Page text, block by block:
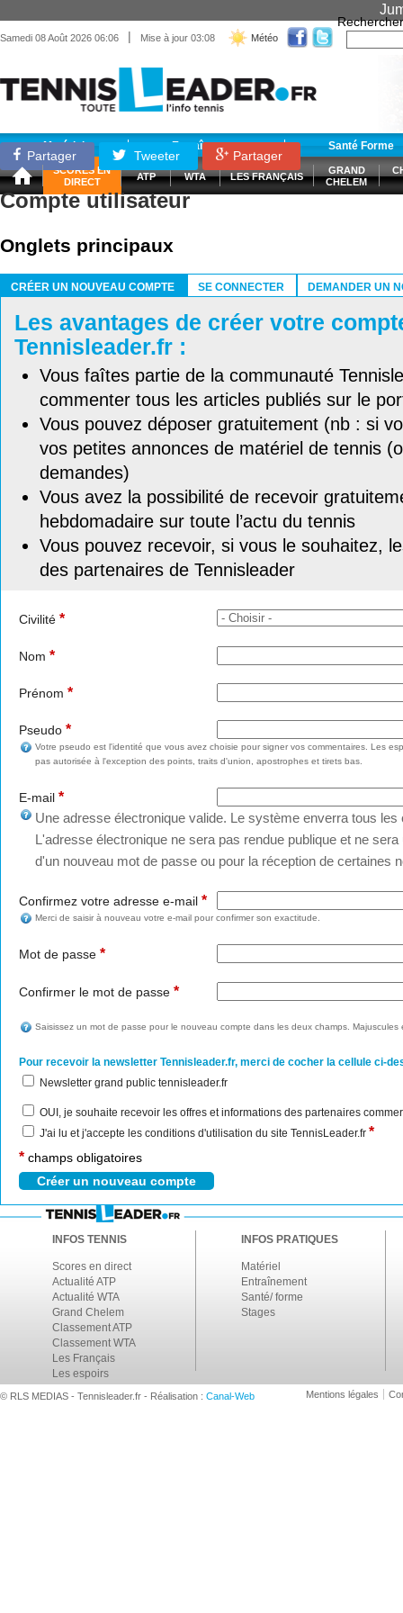
Samedi 08 Août 2026 06:06 | Mise à jour 03:08 Météo
Rechercher
Matériel Entraînement Santé Forme
SCORES EN
DIRECT
ATP WTA LES FRANÇAIS
GRAND
CHELEM
Partager Tweeter Partager
Compte utilisateur
Onglets principaux
CRÉER UN NOUVEAU COMPTE
SE CONNECTER DEMANDER UN
Les avantages de créer votre
Tennisleader.fr :
Vous faîtes partie de la communauté
commenter tous les articles publiés sur le
Vous pouvez déposer gratuitement (nb : si
vos petites annonces de matériel de tennis
demandes)
Vous avez la possibilité de recevoir
hebdomadaire sur toute l’actu du tennis
Vous pouvez recevoir, si vous le souhaitez,
des partenaires de Tennisleader
Civilité *
Nom *
Prénom *
Pseudo *
Votre pseudo est l'identité que vous avez choisie pour signer vos commentaires. Les
pas autorisée à l'exception des points, traits d'union, apostrophes et tirets bas.
E-mail *
Une adresse électronique valide. Le système enverra tous
L'adresse électronique ne sera pas rendue publique et ne
d'un nouveau mot de passe ou pour la réception de certaines
Confirmez votre adresse e-mail *
Merci de saisir à nouveau votre e-mail pour confirmer son exactitude.
Mot de passe *
Confirmer le mot de passe *
Saisissez un mot de passe pour le nouveau compte dans les deux champs. Majuscules
Pour recevoir la newsletter Tennisleader.fr, merci de cocher la cellule ci-
Newsletter grand public tennisleader.fr
OUI, je souhaite recevoir les offres et informations des partenaires
J'ai lu et j'accepte les conditions d'utilisation du site TennisLeader.fr *
* champs obligatoires
INFOS TENNIS
Scores en direct
Actualité ATP
Actualité WTA
Grand Chelem
Classement ATP
Classement WTA
Les Français
Les espoirs
INFOS PRATIQUES
Matériel
Entraînement
Santé/ forme
Stages
© RLS MEDIAS - Tennisleader.fr - Réalisation : Canal-Web Mentions légales